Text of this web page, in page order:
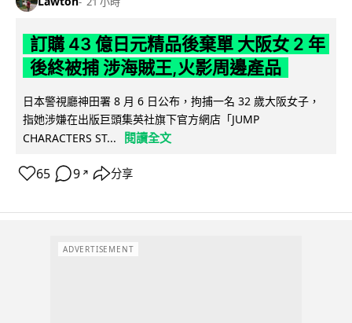
訂購 43 億日元精品後棄單 大阪女 2 年
後終被捕 涉海賊王,火影周邊產品
日本警視廳神田署 8 月 6 日公布，拘捕一名 32 歲大阪女子，
指她涉嫌在出版巨頭集英社旗下官方網店「JUMP
CHARACTERS ST...
閱讀全文
65 9 ↗ 分享
ADVERTISEMENT